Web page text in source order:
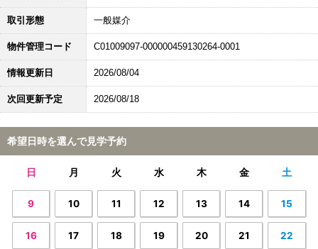
取引形態 一般媒介
物件管理コード C01009097-000000459130264-0001
情報更新日 2026/08/04
次回更新予定 2026/08/18
希望日時を選んで見学予約
日 月 火 水 木 金 土
9 10 11 12 13 14 15
16 17 18 19 20 21 22